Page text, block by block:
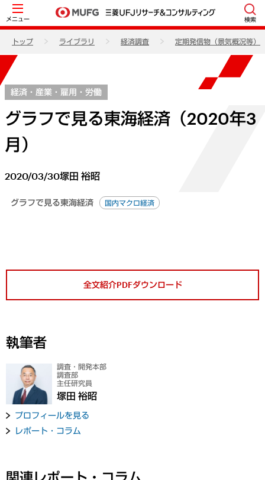
メニュー 検索
トップ ライブラリ 経済調査 定期発信物（景気概況等）
経済・産業・雇用・労働
グラフで見る東海経済（2020年3
月）
2020/03/30塚田 裕昭
グラフで見る東海経済 国内マクロ経済
全文紹介PDFダウンロード
執筆者
調査・開発本部
調査部
主任研究員
塚田 裕昭
プロフィールを見る
レポート・コラム
関連レポート・コラム